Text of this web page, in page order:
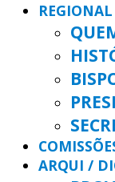
REGIONAL
ARQUI /